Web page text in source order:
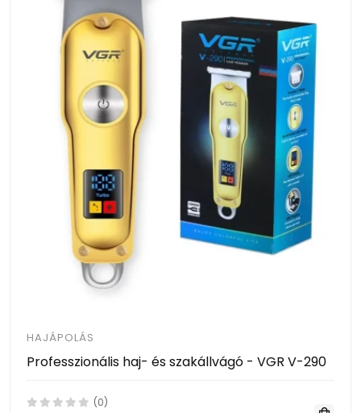
HAJÁPOLÁS
Professzionális haj- és szakállvágó - VGR V-290
(0)